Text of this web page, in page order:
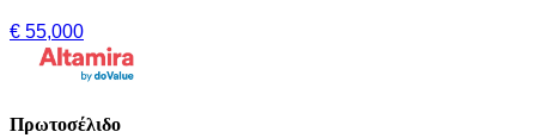
€ 55,000
Πρωτοσέλιδο